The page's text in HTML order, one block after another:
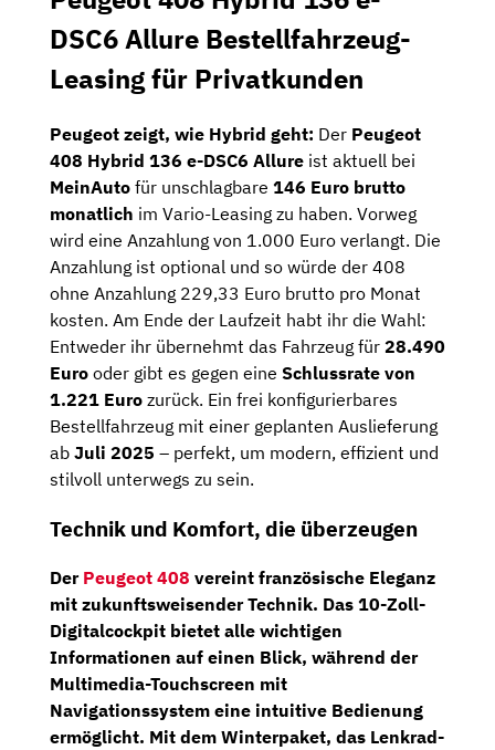
DSC6 Allure Bestellfahrzeug-
Leasing für Privatkunden
Peugeot zeigt, wie Hybrid geht: Der Peugeot
408 Hybrid 136 e-DSC6 Allure ist aktuell bei
MeinAuto für unschlagbare 146 Euro brutto
monatlich im Vario-Leasing zu haben. Vorweg
wird eine Anzahlung von 1.000 Euro verlangt. Die
Anzahlung ist optional und so würde der 408
ohne Anzahlung 229,33 Euro brutto pro Monat
kosten. Am Ende der Laufzeit habt ihr die Wahl:
Entweder ihr übernehmt das Fahrzeug für 28.490
Euro oder gibt es gegen eine Schlussrate von
1.221 Euro zurück. Ein frei konfigurierbares
Bestellfahrzeug mit einer geplanten Auslieferung
ab Juli 2025 – perfekt, um modern, effizient und
stilvoll unterwegs zu sein.
Technik und Komfort, die überzeugen
Der Peugeot 408 vereint französische Eleganz
mit zukunftsweisender Technik. Das 10-Zoll-
Digitalcockpit bietet alle wichtigen
Informationen auf einen Blick, während der
Multimedia-Touchscreen mit
Navigationssystem eine intuitive Bedienung
ermöglicht. Mit dem Winterpaket, das Lenkrad-